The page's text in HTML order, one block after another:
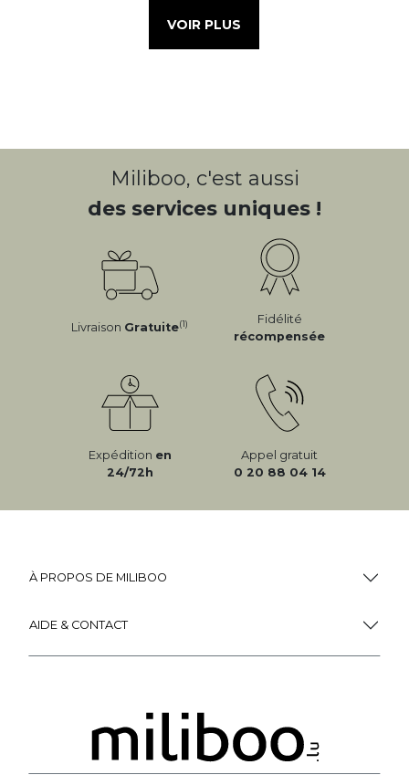
VOIR PLUS
Miliboo, c'est aussi
des services uniques !
Livraison Gratuite(1)
Fidélité
récompensée
Expédition en
24/72h
Appel gratuit
0 20 88 04 14
À PROPOS DE MILIBOO
AIDE & CONTACT